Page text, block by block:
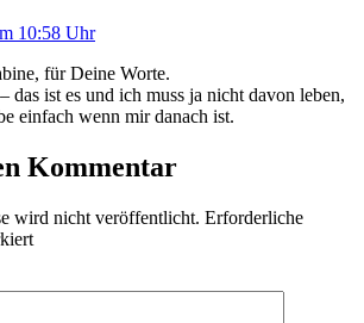
10:58 Uhr
für Deine Worte.
das ist es und ich muss ja nicht davon leben,
einfach wenn mir danach ist.
Kommentar
wird nicht veröffentlicht. Erforderliche